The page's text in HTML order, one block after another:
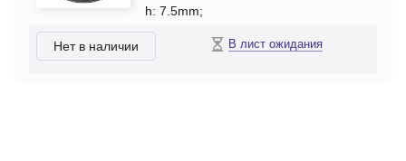
h: 7.5mm;
Нет в наличии В лист ожидания